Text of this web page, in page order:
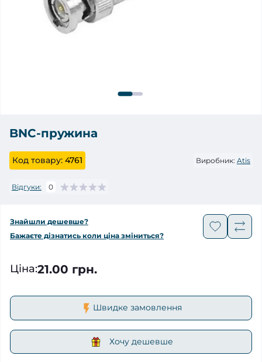
BNC-пружина
Код товару: 4761 Виробник: Atis
Відгуки: 0
Знайшли дешевше?
Бажаєте дізнатись коли ціна зміниться?
Ціна:21.00 грн.
Швидке замовлення
Хочу дешевше